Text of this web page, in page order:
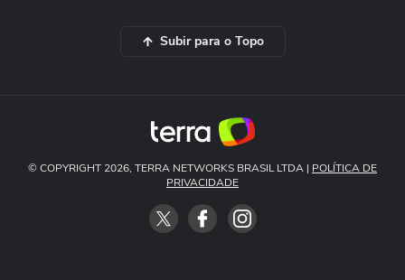
Subir para o Topo
© COPYRIGHT 2026, TERRA NETWORKS BRASIL LTDA | POLÍTICA DE
PRIVACIDADE